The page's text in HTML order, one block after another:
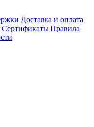
Доставка и оплата
Сертификаты Правила